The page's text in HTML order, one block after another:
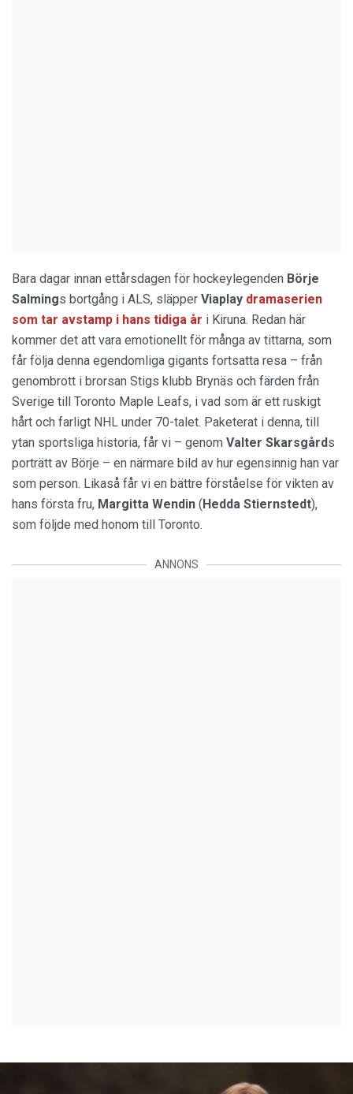
Bara dagar innan ettårsdagen för hockeylegenden Börje
Salmings bortgång i ALS, släpper Viaplay dramaserien
som tar avstamp i hans tidiga år i Kiruna. Redan här
kommer det att vara emotionellt för många av tittarna, som
får följa denna egendomliga gigants fortsatta resa – från
genombrott i brorsan Stigs klubb Brynäs och färden från
Sverige till Toronto Maple Leafs, i vad som är ett ruskigt
hårt och farligt NHL under 70-talet. Paketerat i denna, till
ytan sportsliga historia, får vi – genom Valter Skarsgårds
porträtt av Börje – en närmare bild av hur egensinnig han var
som person. Likaså får vi en bättre förståelse för vikten av
hans första fru, Margitta Wendin (Hedda Stiernstedt),
som följde med honom till Toronto.
ANNONS